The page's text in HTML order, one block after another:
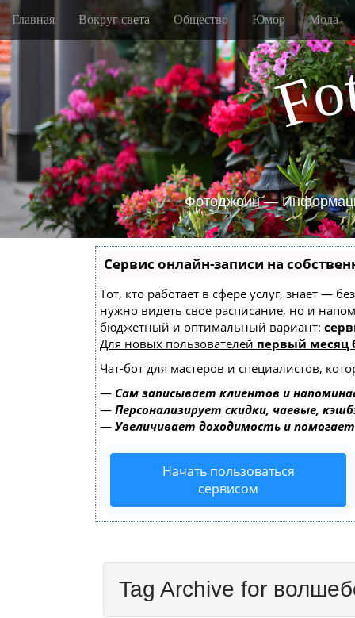
M
a
i
n
m
e
n
u
S
k
i
p
t
o
c
o
n
t
e
t
Главная Вокруг света Общество Юмор Мода
Fo
Фотоджоин —
Сервис онлайн-записи на
Тот, кто работает в сфере услуг, знает —
нужно видеть свое расписание, но и
бюджетный и оптимальный вариант:
Для новых пользователей первый месяц
Чат-бот для мастеров и специалистов,
— Сам записывает клиентов и
— Персонализирует скидки, чаевые,
— Увеличивает доходимость и
Начать пользоваться
сервисом
Tag Archive for